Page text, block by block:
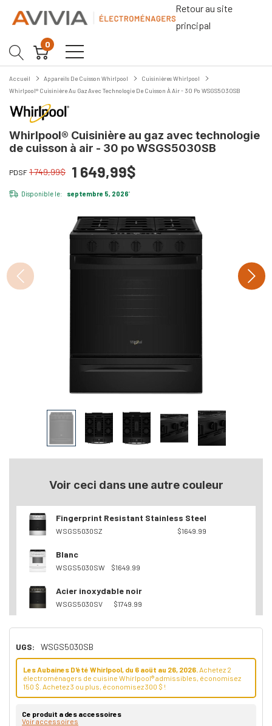
Retour au site
principal
0
Accueil Appareils De Cuisson Whirlpool
Cuisinières Whirlpool
Whirlpool® Cuisinière Au Gaz Avec Technologie De Cuisson À Air - 30 Po WSGS5030SB
Whirlpool® Cuisinière au gaz avec technologie
de cuisson à air - 30 po WSGS5030SB
PDSF 1 749,99$ 1 649,99$
Disponible le: septembre 5, 2026*
Voir ceci dans une autre couleur
Fingerprint Resistant Stainless Steel
WSGS5030SZ $1649.99
Blanc
WSGS5030SW $1649.99
Acier inoxydable noir
WSGS5030SV $1749.99
UGS: WSGS5030SB
Les Aubaines D'été Whirlpool, du 6 aoüt au 26, 2026.Achetez 2
électroménagers de cuisine Whirlpool® admissibles, économisez
150 $. Achetez 3 ou plus, économisez 300 $ !
Ce produit a des accessoires
Voir accessoires